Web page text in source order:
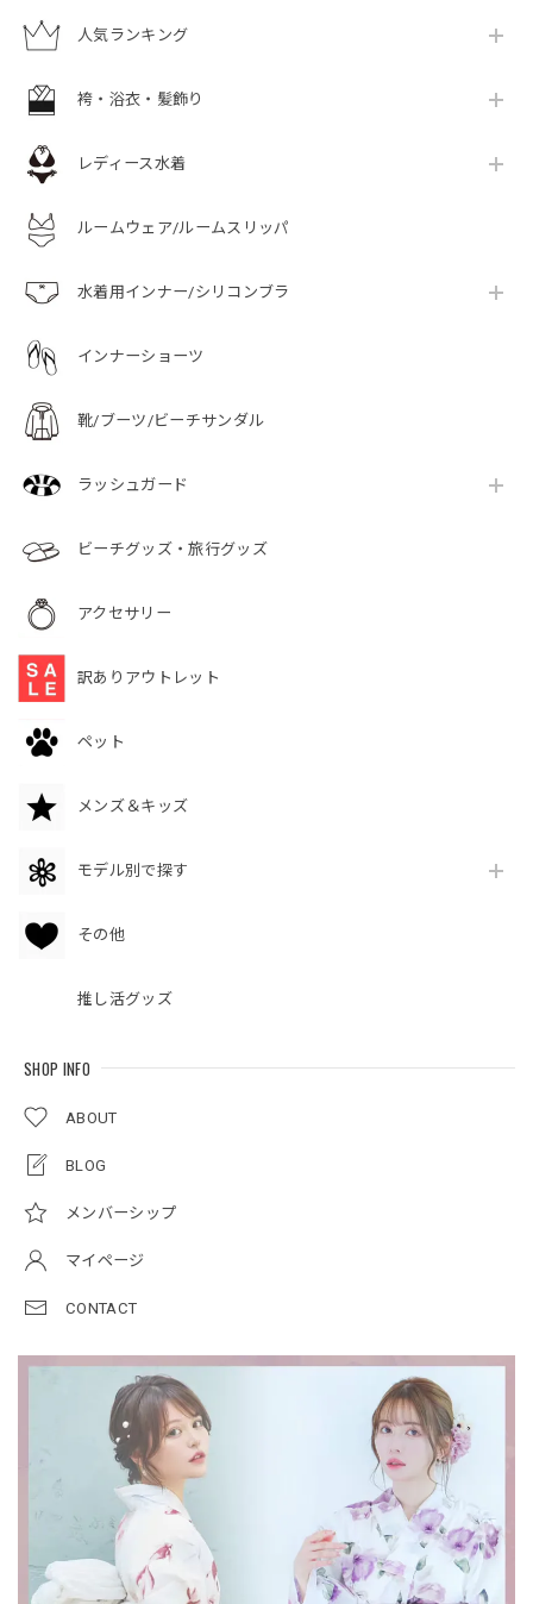
人気ランキング
袴・浴衣・髪飾り
レディース水着
ルームウェア/ルームスリッパ
水着用インナー/シリコンブラ
インナーショーツ
靴/ブーツ/ビーチサンダル
ラッシュガード
ビーチグッズ・旅行グッズ
アクセサリー
訳ありアウトレット
ペット
メンズ＆キッズ
モデル別で探す
その他
推し活グッズ
SHOP INFO
ABOUT
BLOG
メンバーシップ
マイページ
CONTACT